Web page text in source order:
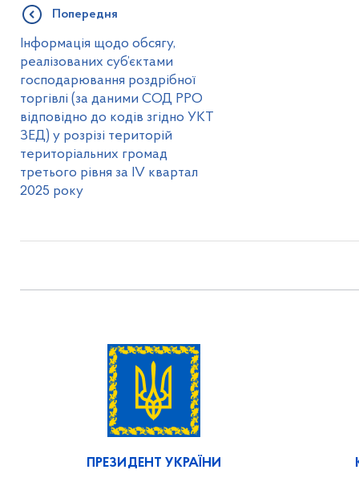
Попередня
Інформація щодо обсягу,
реалізованих суб’єктами
господарювання роздрібної
торгівлі (за даними СОД РРО
відповідно до кодів згідно УКТ
ЗЕД) у розрізі територій
територіальних громад
третього рівня за ІV квартал
2025 року
ПРЕЗИДЕНТ УКРАЇНИ